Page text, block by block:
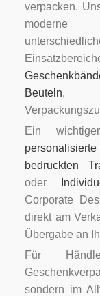
verpacken.
moderne
Beuteln,
Ein
bedruckten
oder
Corporate
direkt am
Übergabe an
Für
sondern im